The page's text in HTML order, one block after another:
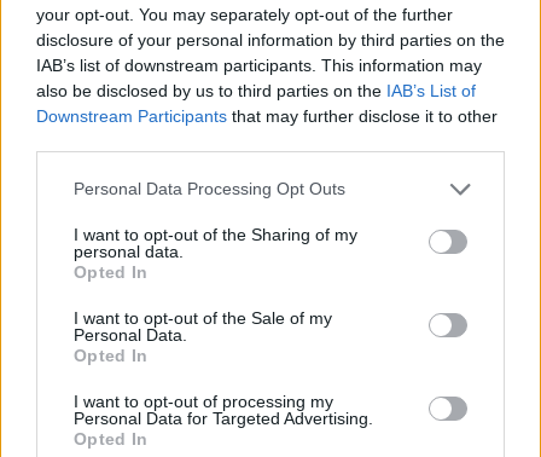
your opt-out. You may separately opt-out of the further
disclosure of your personal information by third parties on the
IAB’s list of downstream participants. This information may
also be disclosed by us to third parties on the IAB’s List of
Downstream Participants that may further disclose it to other
Personal Data Processing Opt Outs
I want to opt-out of the Sharing of my
personal data.
Opted In
I want to opt-out of the Sale of my
Personal Data.
Opted In
I want to opt-out of processing my
Personal Data for Targeted Advertising.
Opted In
A világ legnagyobb kötvény alapkezelője, a PIMCO a dubaji
események ellenére továbbra is aktív vásárlóként lép fel a
közel-keleti piacon, a feltörekvő piacokért felelős helyettes
vezetője, Michael Gomez szerint főként Abu Dhabiban,
rántotta, a kötvénypiacon elképesztő...
KEDVES OLVASÓNK!
A keresett cikk a portfolio.hu hírarchívumához
tartozik, melynek olvasása előfizetéses
Az előfizetés a következőket tartalmazza: